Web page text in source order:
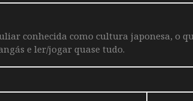
conhecida como cultura japonesa, o
e ler/jogar quase tudo.